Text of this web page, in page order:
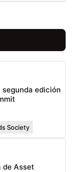
edición
Society
de Asset